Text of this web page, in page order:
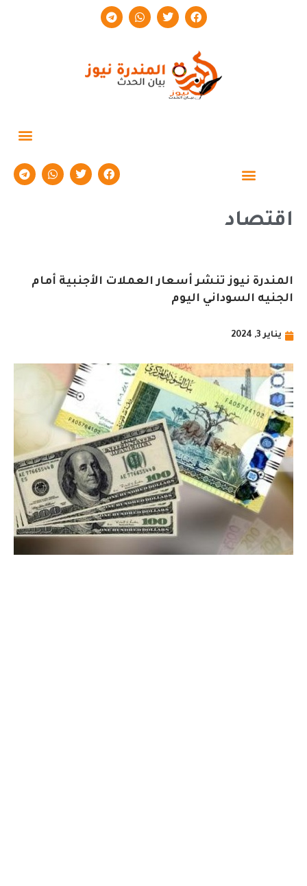
اقتصاد
المندرة نيوز تنشر أسعار العملات الأجنبية أمام
الجنيه السوداني اليوم
يناير 3, 2024